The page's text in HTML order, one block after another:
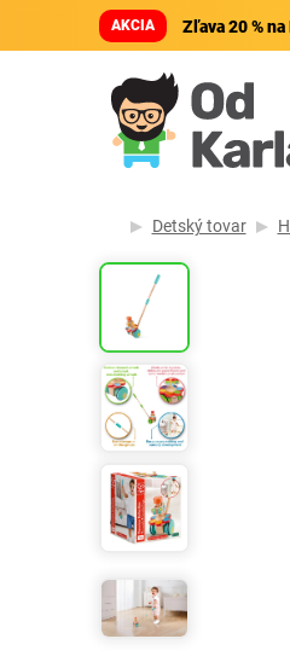
AKCIA Zľava 20 %
Detský tovar